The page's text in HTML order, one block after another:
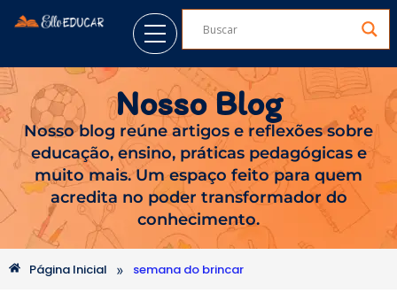
Nosso Blog
Nosso blog reúne artigos e reflexões sobre
educação, ensino, práticas pedagógicas e
muito mais. Um espaço feito para quem
acredita no poder transformador do
conhecimento.
Página Inicial » semana do brincar